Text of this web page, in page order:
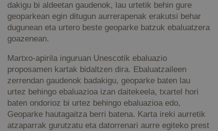
dakigu bi aldeetan gaudenok, lau urtetik behin gure
geoparkean egin ditugun aurrerapenak erakutsi behar
dugunean eta urtero beste geoparke batzuk ebaluatzera
goazenean.
Martxo-apirila inguruan Unescotik ebaluazio
proposamen kartak bidaltzen dira. Ebaluatzaileen
zerrendan gaudenok badakigu, geoparke baten lau
urtez behingo ebaluazioa izan daitekeela, txartel hori
baten ondorioz bi urtez behingo ebaluazioa edo,
Geoparke hautagaitza berri batena. Karta ireki aurretik
atzaparrak gurutzatu eta datorrenari aurre egiteko prest